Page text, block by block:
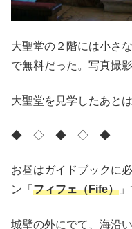
大聖堂の２階には小さ
で無料だった。写真撮
大聖堂を見学したあと
◆ ◇ ◆ ◇ ◆
お昼はガイドブックに
ン「 フィフェ（Fife）
城壁の外にでて、海沿